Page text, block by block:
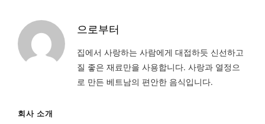
으로부터
집에서 사랑하는 사람에게 대접하듯 신선하고
질 좋은 재료만을 사용합니다. 사랑과 열정으
로 만든 베트남의 편안한 음식입니다.
회사 소개